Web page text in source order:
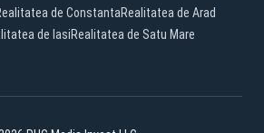
de ConstantaRealitatea de Arad
de IasiRealitatea de Satu Mare